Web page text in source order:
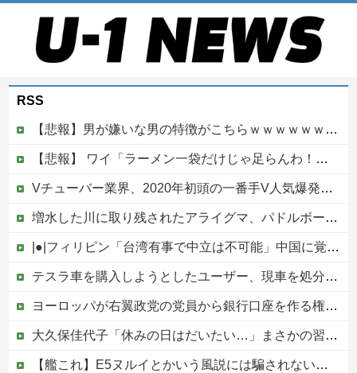
RSS
【悲報】男が嫌いな男の特徴がこちらｗｗｗｗｗｗｗｗｗｗ
【悲報】 ワイ「ラーメン一袋だけじゃ足らんわ！二袋作ったろ！」→結果ｗｗｗ
Vチューバー業界、2020年初頭の一番手V人気爆発から何も変わらない……
増水した川に取り残されたアライグマ、パドルボードで救助されて人の脚の下に潜り込む【海外の反応】
|●|フィリピン「台湾有事で中立は不可能」中国に覚悟表明
テスラ車を購入しようとしたユーザー、現車を処分して代金を支払い、平日の納車日に予定を合わせた結果……
ヨーロッパが右翼政党の党員から銀行口座を作る権利を剥奪、そのせいで皮肉すぎる展開に突入しており……
大久保佳代子「休みの日はだいたい…」まさかの習慣を暴露ｗｗｗ
【艦これ】E5ヌルイとかいう風説には騙されないぞ スキャンプくらいヌルイのなら考える